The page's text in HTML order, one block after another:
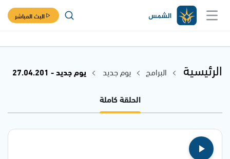
البث المباشر
الرئيسية البرامج يوم جديد
يوم جديد - 27.04.201
الحلقة كاملة